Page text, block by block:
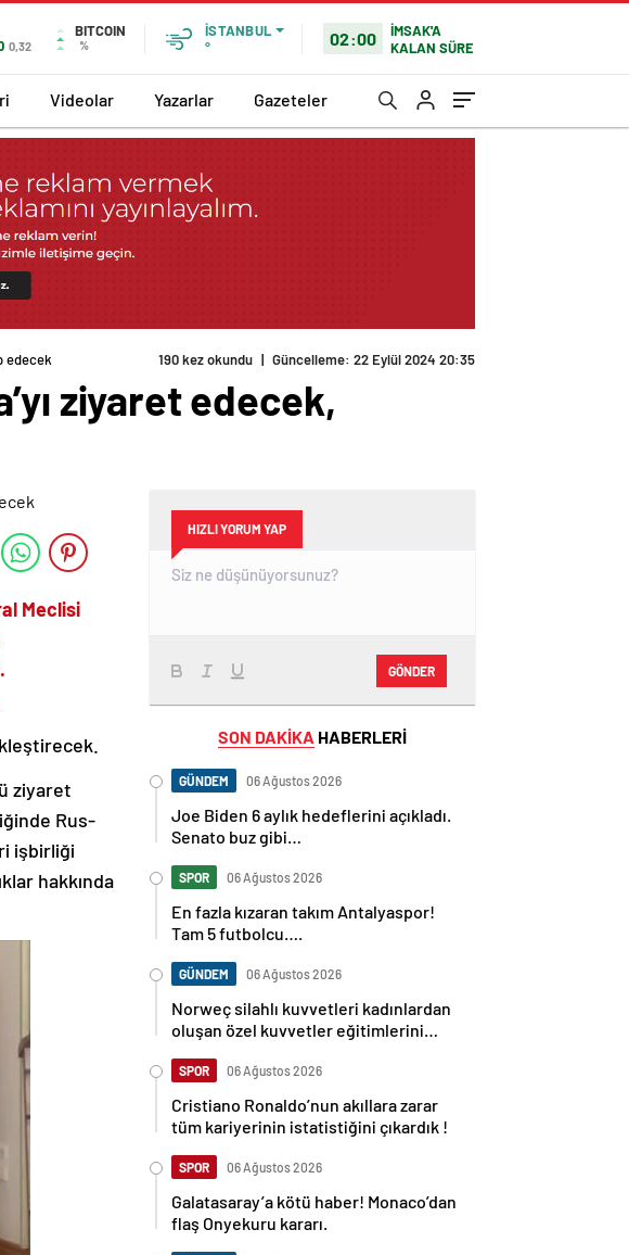
0,32
BITCOIN
%
İSTANBUL
°
02:00
İMSAK'A
KALAN SÜRE
Videolar Yazarlar Gazeteler
edecek 190 kez okundu | Güncelleme: 22 Eylül 2024 20:35
ziyaret edecek,
Meclisi
ziyaret
Rus-
işbirliği
hakkında
HIZLI YORUM YAP
GÖNDER
SON DAKİKA HABERLERİ
GÜNDEM 06 Ağustos 2026
Joe Biden 6 aylık hedeflerini açıkladı.
Senato buz gibi…
SPOR 06 Ağustos 2026
En fazla kızaran takım Antalyaspor!
Tam 5 futbolcu….
GÜNDEM 06 Ağustos 2026
Norweç silahlı kuvvetleri kadınlardan
oluşan özel kuvvetler eğitimlerini
SPOR 06 Ağustos 2026
Cristiano Ronaldo’nun akıllara zarar
tüm kariyerinin istatistiğini çıkardık !
SPOR 06 Ağustos 2026
Galatasaray’a kötü haber! Monaco’dan
flaş Onyekuru kararı.